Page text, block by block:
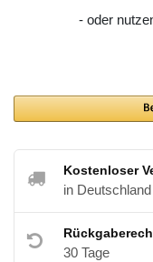
- oder
Kostenloser
in Deutschland
30 Tage